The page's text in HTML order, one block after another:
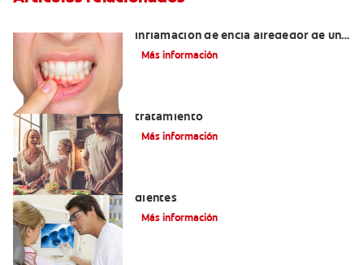
inflamación de encía alrededor de un
diente?
Más información
tratamiento
Más información
dientes
Más información